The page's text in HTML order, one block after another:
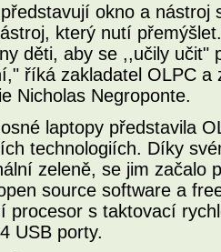
okno a nástroj
který nutí
děti, aby se ,,učily
říká zakladatel OLPC
Nicholas Negroponte.
laptopy představila
technologiích. Díky
zeleně, se jim začalo
source software a
procesor s taktovací
USB porty.